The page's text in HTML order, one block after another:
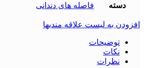
دسته فاصله های دندانی
افزودن به لیست علاقه مندیها
توضیحات
نکات
نظرات